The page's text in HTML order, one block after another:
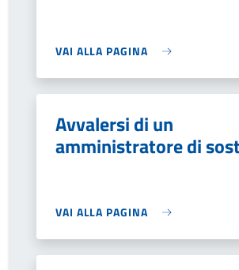
VAI ALLA PAGINA
Avvalersi di un
amministratore di
VAI ALLA PAGINA